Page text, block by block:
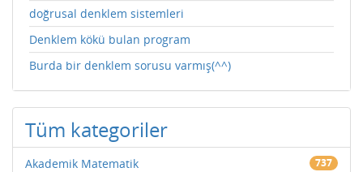
doğrusal denklem sistemleri
Denklem kökü bulan program
Burda bir denklem sorusu varmış(^^)
Tüm kategoriler
Akademik Matematik 737